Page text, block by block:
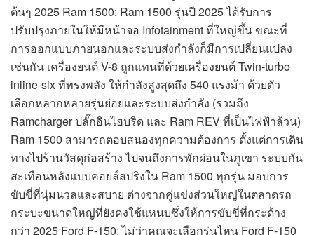
ต้นๆ 2025 Ram 1500: Ram 1500 รุ่นปี 2025 ได้รับการ
ปรับปรุงภายในให้มีหน้าจอ Infotainment ที่ใหญ่ขึ้น ขณะที่
การออกแบบภายนอกและระบบส่งกำลังก็มีการเปลี่ยนแปลง
เช่นกัน เครื่องยนต์ V-8 ถูกแทนที่ด้วยเครื่องยนต์ Twin-turbo
inline-six ที่ทรงพลัง ให้กำลังสูงสุดถึง 540 แรงม้า ด้วยตัว
เลือกหลากหลายรุ่นย่อยและระบบส่งกำลัง (รวมถึง
Ramcharger ปลั๊กอินไฮบริด และ Ram REV ที่เป็นไฟฟ้าล้วน)
Ram 1500 สามารถตอบสนองทุกความต้องการ ตั้งแต่การเดิน
ทางไปร้านวัสดุก่อสร้าง ไปจนถึงการพักผ่อนในภูเขา ระบบกัน
สะเทือนหลังแบบคอยล์สปริงใน Ram 1500 ทุกรุ่น มอบการ
ขับขี่ที่นุ่มนวลและสบาย ต่างจากคู่แข่งส่วนใหญ่ในตลาดรถ
กระบะขนาดใหญ่ที่ยังคงใช้แหนบซึ่งให้การขับขี่ที่กระด้าง
กว่า 2025 Ford F-150: ไม่ว่าคุณจะเลือกรุ่นไหน Ford F-150